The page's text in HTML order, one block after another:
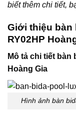
biết thêm chi tiết,
Giới thiệu bàn
RY02HP
Mô tả chi tiết bàn
Hoàng Gia
Hình ảnh bàn